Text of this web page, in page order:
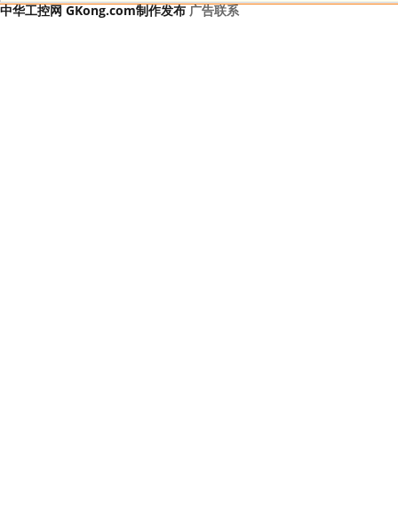
中华工控网 GKong.com制作发布广告联系